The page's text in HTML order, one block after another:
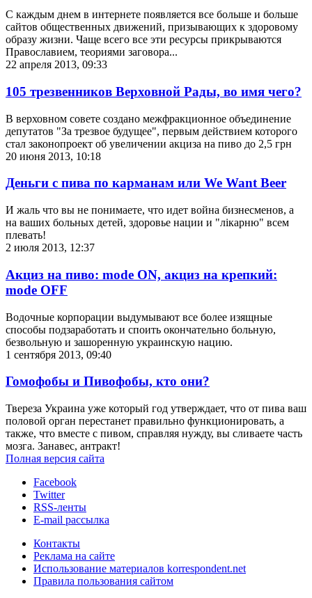
С каждым днем в интернете появляется все больше и больше
сайтов общественных движений, призывающих к здоровому
образу жизни. Чаще всего все эти ресурсы прикрываются
Православием, теориями заговора...
22 апреля 2013, 09:33
105 трезвенников Верховной Рады, во имя чего?
В верховном совете создано межфракционное объединение
депутатов "За трезвое будущее", первым действием которого
стал законопроект об увеличении акциза на пиво до 2,5 грн
20 июня 2013, 10:18
Деньги с пива по карманам или We Want Beer
И жаль что вы не понимаете, что идет война бизнесменов, а
на ваших больных детей, здоровье нации и "лікарню" всем
плевать!
2 июля 2013, 12:37
Акциз на пиво: mode ON, акциз на крепкий:
mode OFF
Водочные корпорации выдумывают все более изящные
способы подзаработать и споить окончательно больную,
безвольную и зашоренную украинскую нацию.
1 сентября 2013, 09:40
Гомофобы и Пивофобы, кто они?
Твереза Украина уже который год утверждает, что от пива ваш
половой орган перестанет правильно функционировать, а
также, что вместе с пивом, справляя нужду, вы сливаете часть
мозга. Занавес, антракт!
Полная версия сайта
Facebook
Twitter
RSS-ленты
E-mail рассылка
Контакты
Реклама на сайте
Использование материалов korrespondent.net
Правила пользования сайтом